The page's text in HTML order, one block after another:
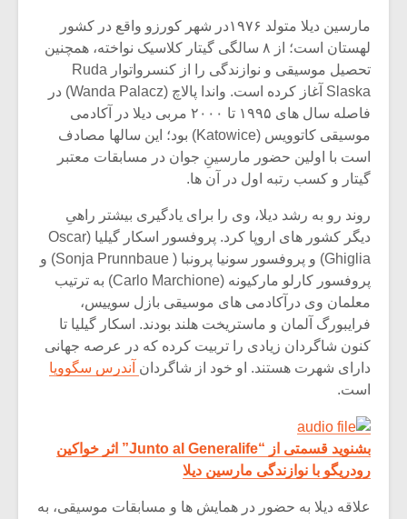
مارسین دیلا متولد ۱۹۷۶در شهر کورزو واقع در کشور
لهستان است؛ از ۸ سالگی گیتار کلاسیک نواخته، همچنین
تحصیل موسیقی و نوازندگی را از کنسرواتوار Ruda
Slaska آغاز کرده است. واندا پالاچ (Wanda Palacz) در
فاصله سال های ۱۹۹۵ تا ۲۰۰۰ مربی دیلا در آکادمی
موسیقی کاتوویس (Katowice) بود؛ این سالها مصادف
است با اولین حضور مارسینِ جوان در مسابقات معتبر
گیتار و کسب رتبه اول در آن ها.
روند رو به رشد دیلا، وی را برای یادگیری بیشتر راهیِ
دیگر کشور های اروپا کرد. پروفسور اسکار گیلیا (Oscar
Ghiglia) و پروفسور سونیا پرونبا ( Sonja Prunnbaue) و
پروفسور کارلو مارکیونه (Carlo Marchione) به ترتیب
معلمان وی درآکادمی های موسیقی بازل سوییس،
فرایبورگ آلمان و ماستریخت هلند بودند. اسکار گیلیا تا
کنون شاگردان زیادی را تربیت کرده که در عرصه جهانی
دارای شهرت هستند. او خود از شاگردان آندرس سگوویا
است.
بشنوید قسمتی از “Junto al Generalife” اثر خواکین
رودریگو با نوازندگی مارسین دیلا
علاقه دیلا به حضور در همایش ها و مسابقات موسیقی، به